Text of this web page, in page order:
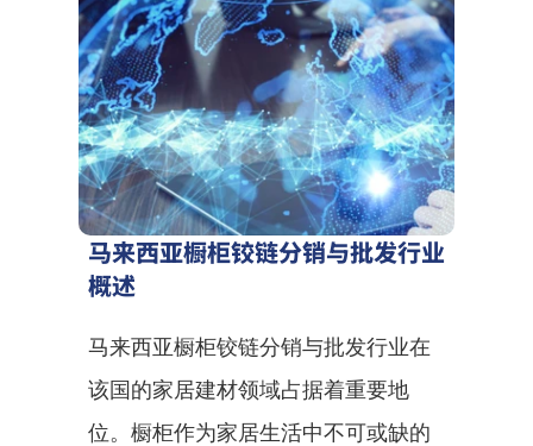
马来西亚橱柜铰链分销与批发行业
概述
马来西亚橱柜铰链分销与批发行业在
该国的家居建材领域占据着重要地
位。橱柜作为家居生活中不可或缺的